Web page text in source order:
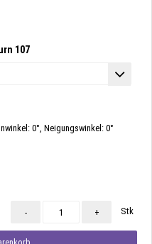
107
0°, Neigungswinkel: 0°
- + Stk